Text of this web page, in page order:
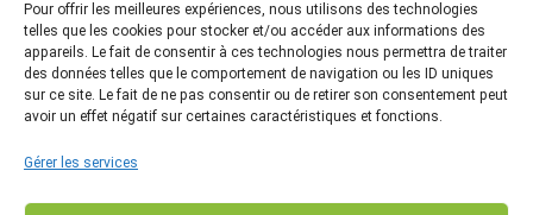
Pour offrir les meilleures expériences, nous utilisons des technologies
telles que les cookies pour stocker et/ou accéder aux informations des
appareils. Le fait de consentir à ces technologies nous permettra de traiter
des données telles que le comportement de navigation ou les ID uniques
sur ce site. Le fait de ne pas consentir ou de retirer son consentement peut
avoir un effet négatif sur certaines caractéristiques et fonctions.
Gérer les services